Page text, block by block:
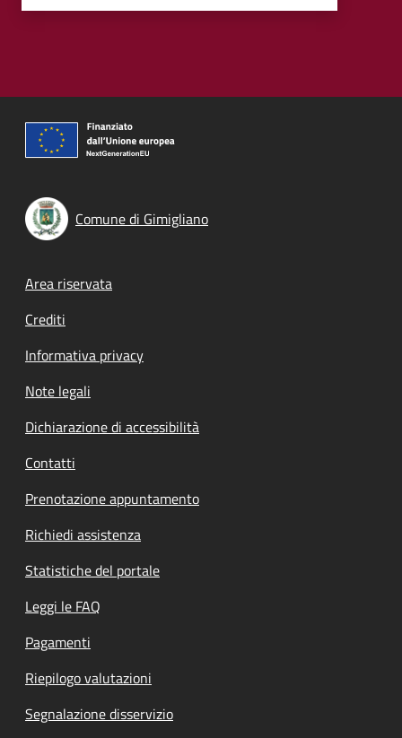
Comune di Gimigliano
Footer menu
Area riservata
Crediti
Informativa privacy
Note legali
Dichiarazione di accessibilità
Contatti
Prenotazione appuntamento
Richiedi assistenza
Statistiche del portale
Leggi le FAQ
Pagamenti
Riepilogo valutazioni
Segnalazione disservizio